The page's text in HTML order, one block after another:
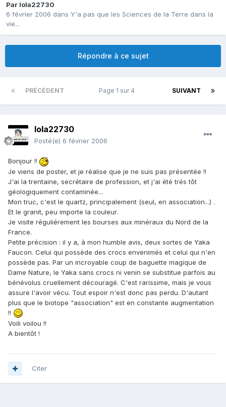
Par lola22730
6 février 2006 dans Y'a pas que les Sciences de la Terre dans la
vie...
Répondre à ce sujet
PRÉCÉDENT SUIVANT
Page 1 sur 4
lola22730
Posté(e) 6 février 2006
Bonjour !!
Je viens de poster, et je réalise que je ne suis pas présentée !!
J'ai la trentaine, secrétaire de profession, et j'ai été trés tôt
géologiquement contaminée...
Mon truc, c'est le quartz, principalement (seul, en association...) .
Et le granit, peu importe la couleur.
Je visite réguliérement les bourses aux minéraux du Nord de la
France.
Petite précision : il y a, à mon humble avis, deux sortes de Yaka
Faucon. Celui qui possède des crocs envenimés et celui qui n'en
possède pas. Par un incroyable coup de baguette magique de
Dame Nature, le Yaka sans crocs ni venin se substitue parfois au
bénévolus cruellement découragé. C'est rarissime, mais je vous
assure l'avoir vécu. Tout espoir n'est donc pas perdu. D'autant
plus que le biotope "association" est en constante augmentation
!!
Voili voilou !!
A bientôt !
Citer